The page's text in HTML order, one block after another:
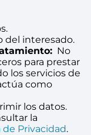
del interesado.
No
para prestar
los servicios de
como
los datos.
la
de Privacidad.